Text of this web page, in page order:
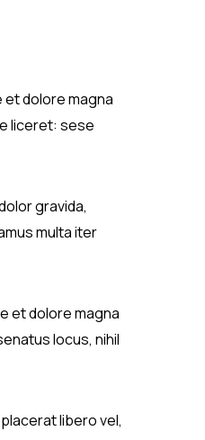
dolore magna
liceret: sese
gravida,
multa iter
et dolore magna
locus, nihil
libero vel,